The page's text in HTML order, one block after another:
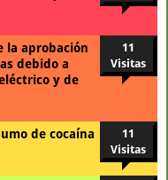
la aprobación
debido a
y de
11
Visitas
de cocaína
11
Visitas